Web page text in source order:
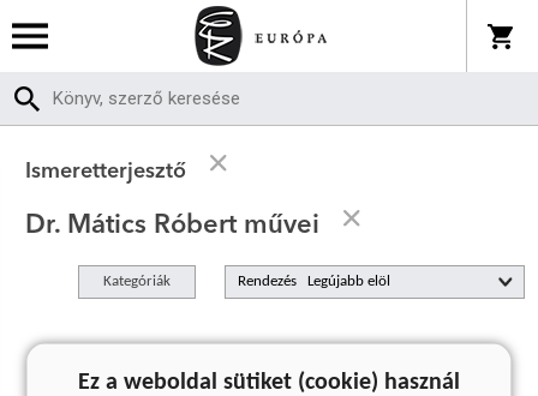
Ismeretterjesztő
Dr. Mátics Róbert művei
Kategóriák Rendezés
A keresett kifejezésre nincs találat
Ez a weboldal sütiket (cookie) használ